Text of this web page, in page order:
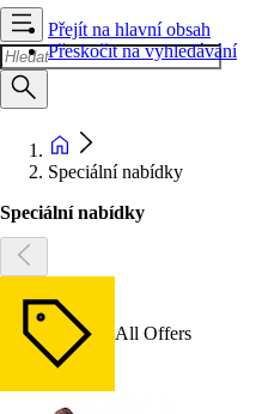
Přejít na hlavní obsah
Přeskočit na vyhledávání
Speciální nabídky
Speciální nabídky
All Offers